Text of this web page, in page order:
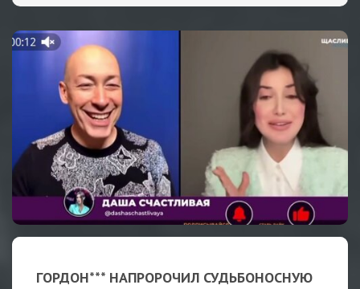
ГОРДОН*** НАПРОРОЧИЛ СУДЬБОНОСНУЮ